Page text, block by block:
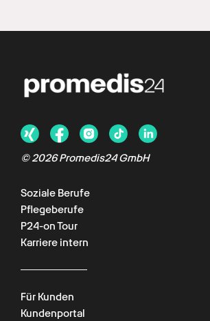
©2026Promedis24 GmbH
Soziale Berufe
Pflegeberufe
P24-on Tour
Karriere intern
Für Kunden
Kundenportal